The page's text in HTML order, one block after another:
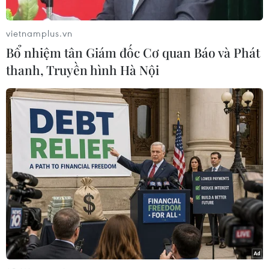
Anh Vũ Hồng Lợi làm thủ tục hành chính tại phường Cầu Dền, quận
Hai Bà Trưng (Hà Nội) trong ngày đầu năm mới Giáp Thìn 2024.
(Ảnh Mạnh Khánh/TTXVN)
Tương tự tại bộ phận “một cửa” phường Phạm Đình
Hổ, quận Hai Bà Trưng, các vị trí đã vận hành trơn
vietnamplus.vn
Bổ nhiệm tân Giám đốc Cơ quan Báo và Phát
thanh, Truyền hình Hà Nội